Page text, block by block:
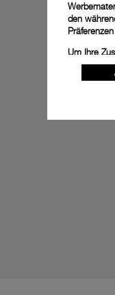
den
Um Ihre
Cookies
klicken Sie
Klicken Sie
erwähnten
Klicken